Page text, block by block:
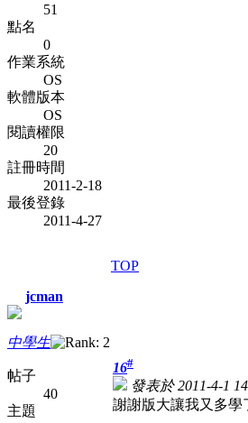
51
點名
0
作業系統
OS
軟體版本
OS
閱讀權限
20
註冊時間
2011-2-18
最後登錄
2011-4-27
TOP
jcman
中學生
帖子
40
主題
16#
發表於 2011-4-1
謝謝版大讓我又多學